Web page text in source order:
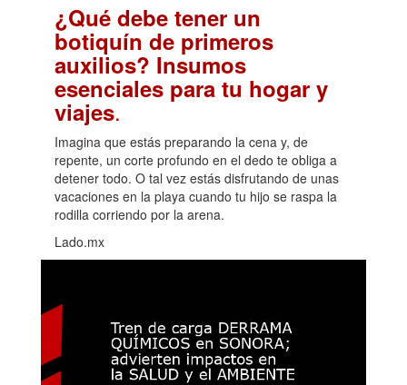
¿Qué debe tener un
botiquín de primeros
auxilios? Insumos
esenciales para tu hogar y
viajes.
Imagina que estás preparando la cena y, de
repente, un corte profundo en el dedo te obliga a
detener todo. O tal vez estás disfrutando de unas
vacaciones en la playa cuando tu hijo se raspa la
rodilla corriendo por la arena.
Lado.mx